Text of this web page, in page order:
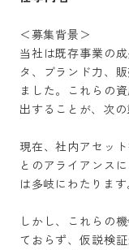
＜募集背景＞
当社は既存事業の
タ、ブランド力、
ました。これらの
出することが、次
現在、社内アセッ
とのアライアンス
は多岐にわたります
しかし、これらの
ておらず、仮説検